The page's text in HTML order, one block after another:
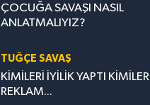
ÇOCUĞA SAVAŞI NASIL
ANLATMALIYIZ?
TUĞÇE SAVAŞ
KİMİLERİ İYİLİK YAPTI KİMİLERİ
REKLAM...